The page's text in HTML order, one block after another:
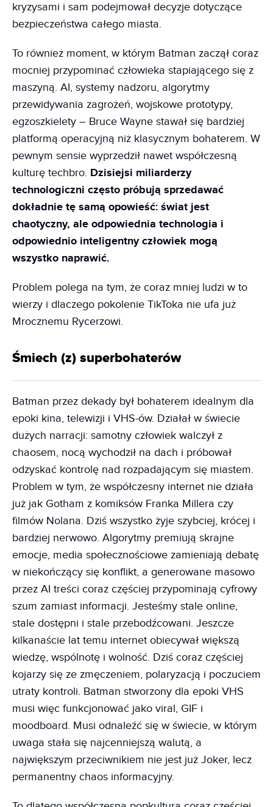
kryzysami i sam podejmował decyzje dotyczące
bezpieczeństwa całego miasta.
To również moment, w którym Batman zaczął coraz
mocniej przypominać człowieka stapiającego się z
maszyną. AI, systemy nadzoru, algorytmy
przewidywania zagrożeń, wojskowe prototypy,
egzoszkielety – Bruce Wayne stawał się bardziej
platformą operacyjną niż klasycznym bohaterem. W
pewnym sensie wyprzedził nawet współczesną
kulturę techbro. Dzisiejsi miliarderzy
technologiczni często próbują sprzedawać
dokładnie tę samą opowieść: świat jest
chaotyczny, ale odpowiednia technologia i
odpowiednio inteligentny człowiek mogą
wszystko naprawić.
Problem polega na tym, że coraz mniej ludzi w to
wierzy i dlaczego pokolenie TikToka nie ufa już
Mrocznemu Rycerzowi.
Śmiech (z) superbohaterów
Batman przez dekady był bohaterem idealnym dla
epoki kina, telewizji i VHS-ów. Działał w świecie
dużych narracji: samotny człowiek walczył z
chaosem, nocą wychodził na dach i próbował
odzyskać kontrolę nad rozpadającym się miastem.
Problem w tym, że współczesny internet nie działa
już jak Gotham z komiksów Franka Millera czy
filmów Nolana. Dziś wszystko żyje szybciej, krócej i
bardziej nerwowo. Algorytmy premiują skrajne
emocje, media społecznościowe zamieniają debatę
w niekończący się konflikt, a generowane masowo
przez AI treści coraz częściej przypominają cyfrowy
szum zamiast informacji. Jesteśmy stale online,
stale dostępni i stale przebodźcowani. Jeszcze
kilkanaście lat temu internet obiecywał większą
wiedzę, wspólnotę i wolność. Dziś coraz częściej
kojarzy się ze zmęczeniem, polaryzacją i poczuciem
utraty kontroli. Batman stworzony dla epoki VHS
musi więc funkcjonować jako viral, GIF i
moodboard. Musi odnaleźć się w świecie, w którym
uwaga stała się najcenniejszą walutą, a
największym przeciwnikiem nie jest już Joker, lecz
permanentny chaos informacyjny.